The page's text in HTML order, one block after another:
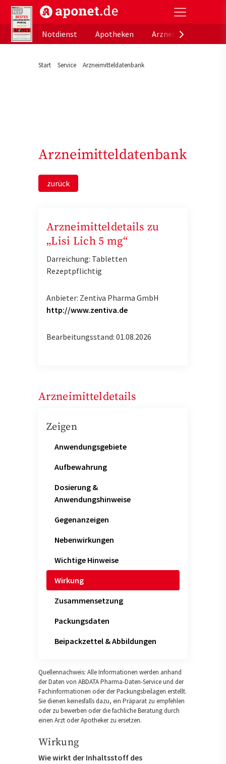
aponet.de - Das offizielle Gesundheitsportal der
Notdienst
Apotheken
Start Service Arzneimitteldatenbank
Arzneimitteldatenbank
zurück
Arzneimitteldetails zu
„Lisi Lich 5 mg“
Darreichung: Tabletten
Rezeptpflichtig
Anbieter: Zentiva Pharma GmbH
http://www.zentiva.de
Bearbeitungsstand: 01.08.2026
Arzneimitteldetails
Zeigen
Anwendungsgebiete
Aufbewahrung
Dosierung &
Anwendungshinweise
Gegenanzeigen
Nebenwirkungen
Wichtige Hinweise
Wirkung
Zusammensetzung
Packungsdaten
Beipackzettel & Abbildungen
Quellennachweis: Alle Informationen werden anhand
der Daten von ABDATA Pharma-Daten-Service und der
Fachinformationen oder der Packungsbeilagen erstellt.
Sie dienen keinesfalls dazu, ein Präparat zu empfehlen
oder zu bewerben oder die fachliche Beratung durch
einen Arzt oder Apotheker zu ersetzen.
Wirkung
Wie wirkt der Inhaltsstoff des